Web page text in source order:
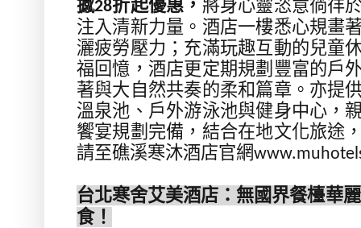
撼28折起優惠， 將身心靈恣意徜徉
注入清新力量。酒店一樓悉心規畫
灑疲勞壓力；充滿玩趣互動的兒童
福回憶，酒店更定期規劃豐富的戶
著與大自然共奏的柔和篇章。亦提
溫泉池、戶外游泳池與健身中心，
饗宴規劃完備，結合在地文化旅途
請至礁溪寒沐酒店官網
台北寒舍艾美酒店：無國界餐檯華
食！